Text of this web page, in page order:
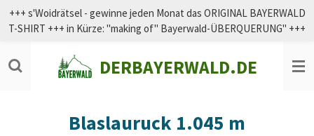
Zum
Hauptinhalt
DERBAYERWALD.DE
+++ s'Woidrätsel - gewinne jeden Monat das ORIGINAL BAYERWALD
T-SHIRT +++ in Kürze: "making of" Bayerwald-ÜBERQUERUNG" +++
Blaslauruck 1.045 m